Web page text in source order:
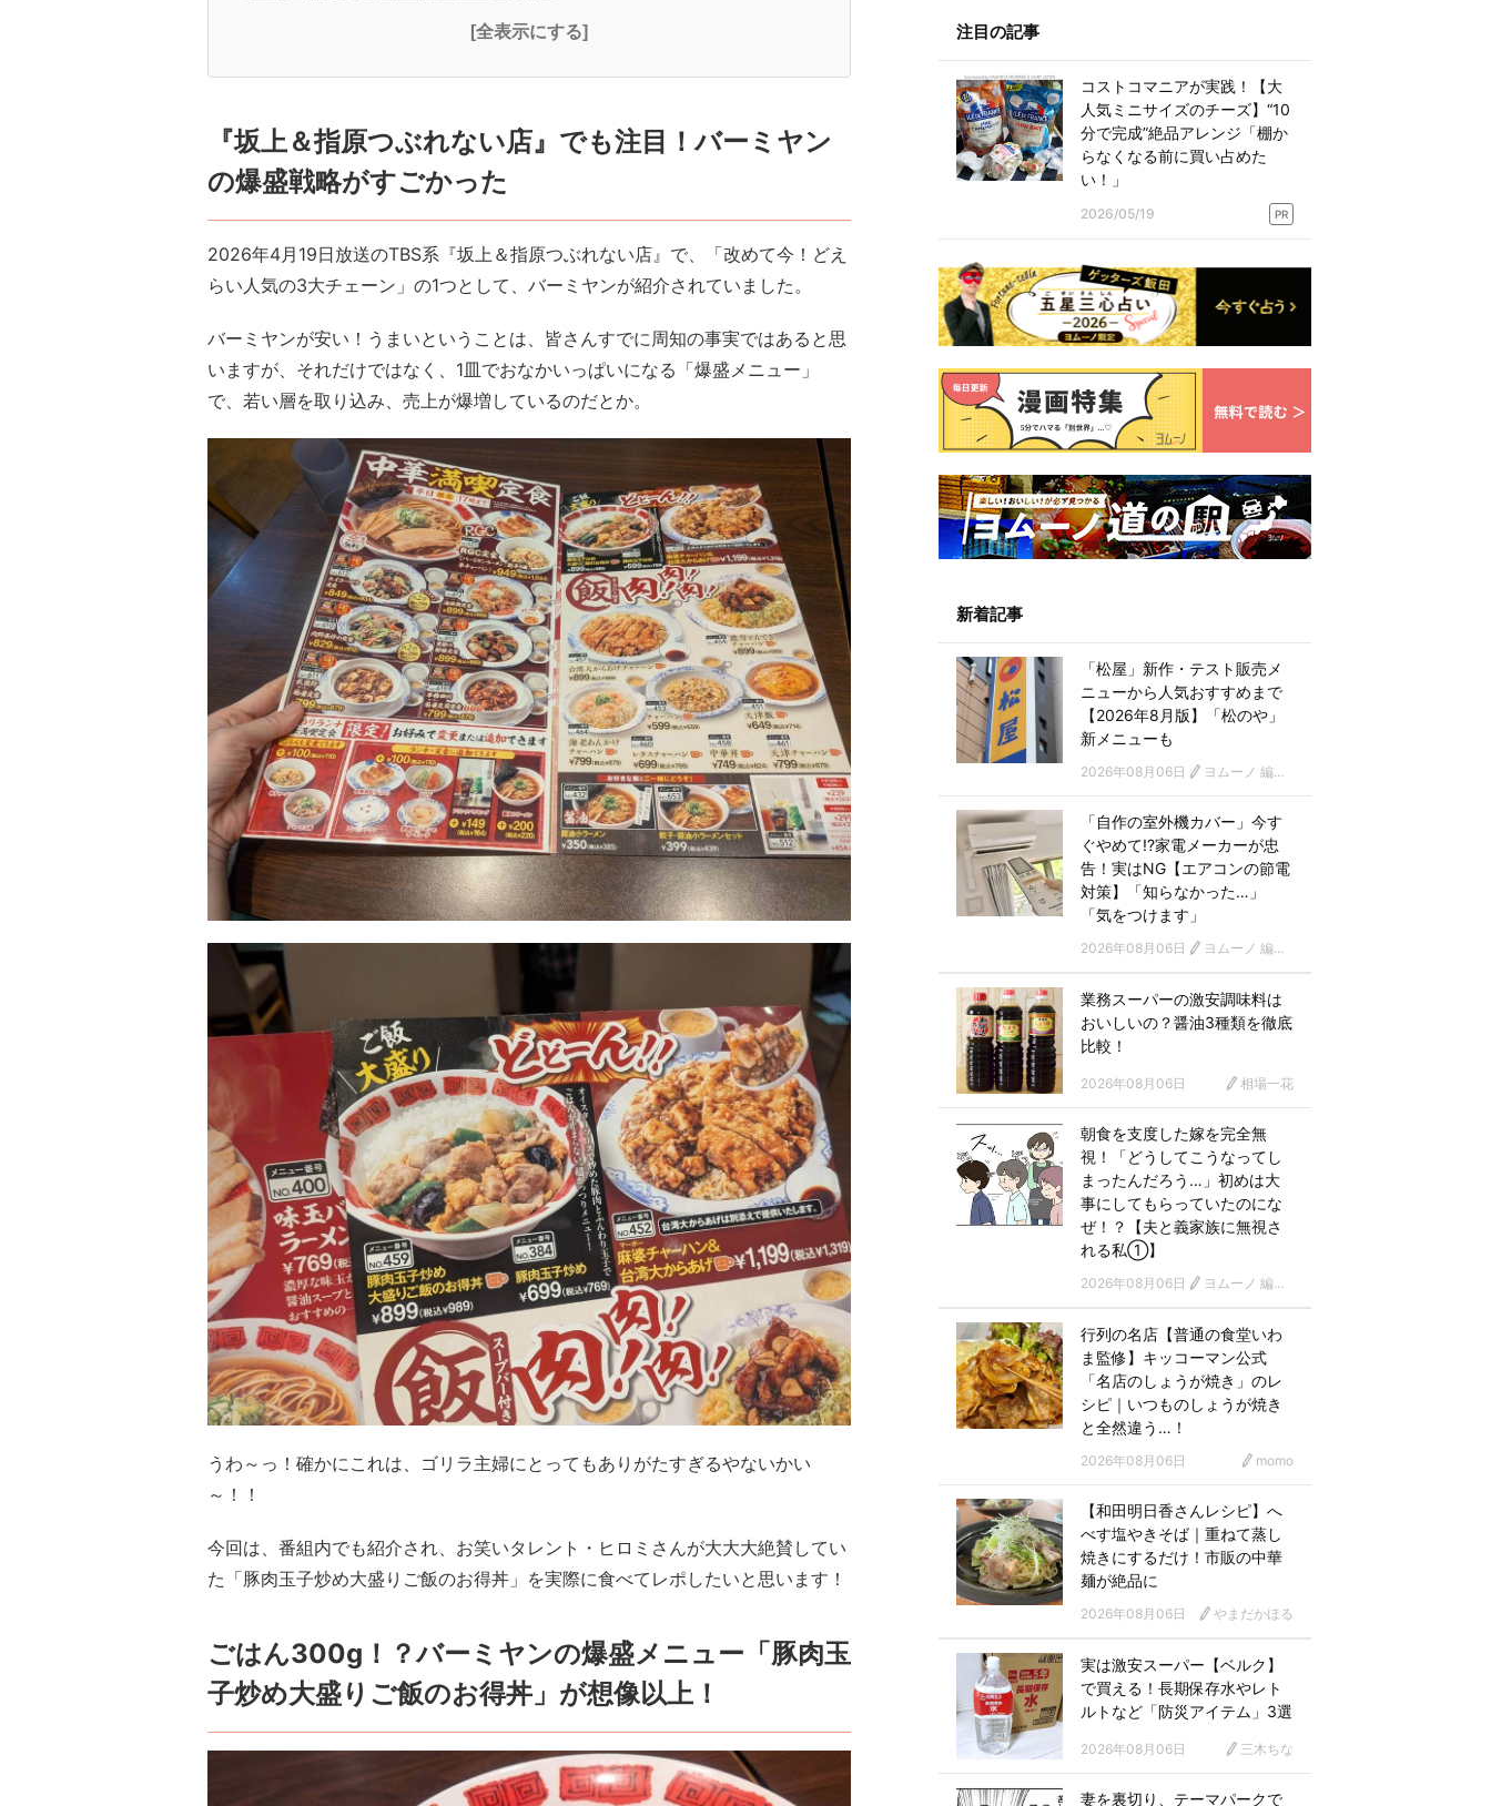
[全表示にする]
『坂上＆指原つぶれない店』でも注目！バーミヤン
の爆盛戦略がすごかった
2026年4月19日放送のTBS系『坂上＆指原つぶれない店』で、「改めて今！どえ
らい人気の3大チェーン」の1つとして、バーミヤンが紹介されていました。
バーミヤンが安い！うまいということは、皆さんすでに周知の事実ではあると思
いますが、それだけではなく、1皿でおなかいっぱいになる「爆盛メニュー」
で、若い層を取り込み、売上が爆増しているのだとか。
うわ～っ！確かにこれは、ゴリラ主婦にとってもありがたすぎるやないかい
～！！
今回は、番組内でも紹介され、お笑いタレント・ヒロミさんが大大大絶賛してい
た「豚肉玉子炒め大盛りご飯のお得丼」を実際に食べてレポしたいと思います！
ごはん300g！？バーミヤンの爆盛メニュー「豚肉玉
子炒め大盛りご飯のお得丼」が想像以上！
注目の記事
コストコマニアが実践！【大
人気ミニサイズのチーズ】“10
分で完成”絶品アレンジ「棚か
らなくなる前に買い占めた
い！」
2026/05/19 PR
新着記事
「松屋」新作・テスト販売メ
ニューから人気おすすめまで
【2026年8月版】「松のや」
新メニューも
2026年08月06日 ヨムーノ 編集部
「自作の室外機カバー」今す
ぐやめて!?家電メーカーが忠
告！実はNG【エアコンの節電
対策】「知らなかった…」
「気をつけます」
2026年08月06日 ヨムーノ 編集部
業務スーパーの激安調味料は
おいしいの？醤油3種類を徹底
比較！
2026年08月06日 相場一花
朝食を支度した嫁を完全無
視！「どうしてこうなってし
まったんだろう…」初めは大
事にしてもらっていたのにな
ぜ！？【夫と義家族に無視さ
れる私①】
2026年08月06日 ヨムーノ 編集部 漫画チーム
行列の名店【普通の食堂いわ
ま監修】キッコーマン公式
「名店のしょうが焼き」のレ
シピ｜いつものしょうが焼き
と全然違う…！
2026年08月06日 momo
【和田明日香さんレシピ】へ
べす塩やきそば｜重ねて蒸し
焼きにするだけ！市販の中華
麺が絶品に
2026年08月06日 やまだかほる
実は激安スーパー【ベルク】
で買える！長期保存水やレト
ルトなど「防災アイテム」3選
2026年08月06日 三木ちな
妻を裏切り、テーマパークで